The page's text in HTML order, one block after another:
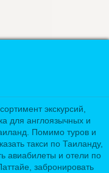
экскурсий,
для англоязычных и
Помимо туров и
такси по Таиланду,
авиабилеты и отели по
забронировать